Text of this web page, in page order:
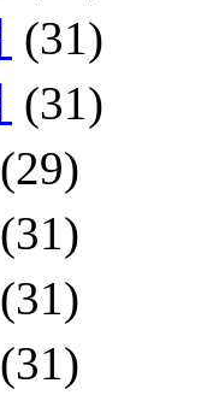
(31)
(31)
(29)
(31)
(31)
(31)